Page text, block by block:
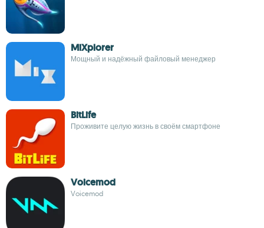
MiXplorer
Мощный и надёжный файловый менеджер
BitLife
Проживите целую жизнь в своём смартфоне
Voicemod
Voicemod